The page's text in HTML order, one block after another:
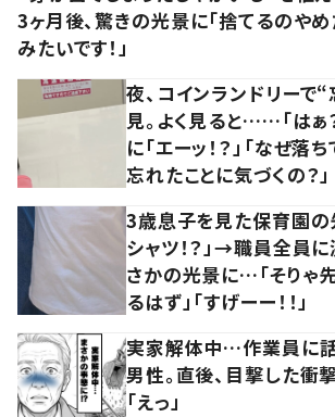
3ヶ月後、驚きの光景に「捨てるのやめ
みたいです！」
夜、コインランドリーで
見。よく見ると……「はぁ
に「エーッ！？」「なぜ落ち
忘れたことに気づくの？」
3歳息子を見た保育園の
シャツ！？」→職員全員
さかの光景に…「そりゃ
るはず」「すげーー！！」
実家解体中…作業員に
男性。直後、目撃した
「えっ」